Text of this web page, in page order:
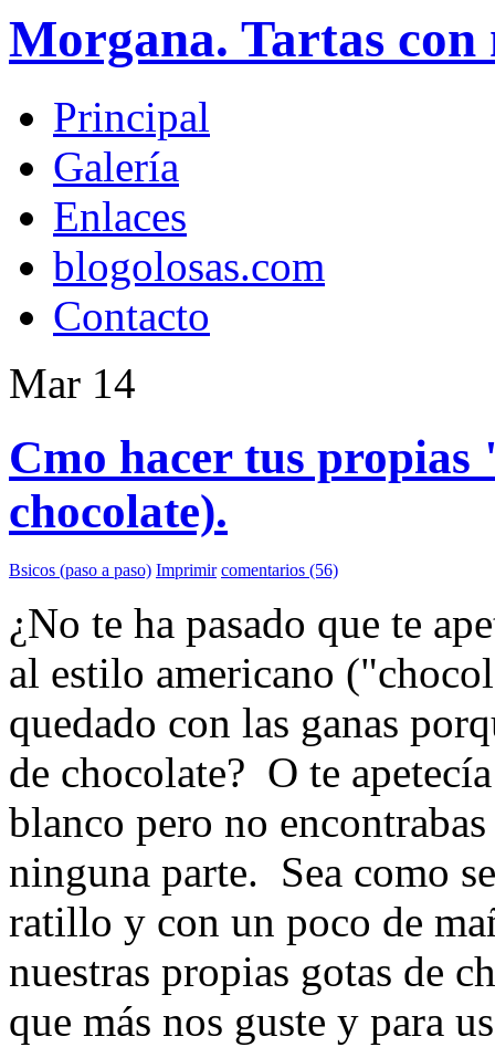
Morgana. Tartas con
Principal
Galería
Enlaces
blogolosas.com
Contacto
Mar 14
Cmo hacer tus propias
chocolate).
Bsicos (paso a paso) Imprimir comentarios (56)
¿No te ha pasado que te
al estilo americano
quedado con las ganas
de chocolate? O te
blanco pero no
ninguna parte. Sea como
ratillo y con un poco de
nuestras propias gotas de
que más nos guste y para